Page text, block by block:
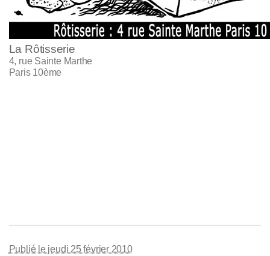
La Rôtisserie
4, rue Sainte Marthe
Paris 10ème
Publié le jeudi 25 février 2010